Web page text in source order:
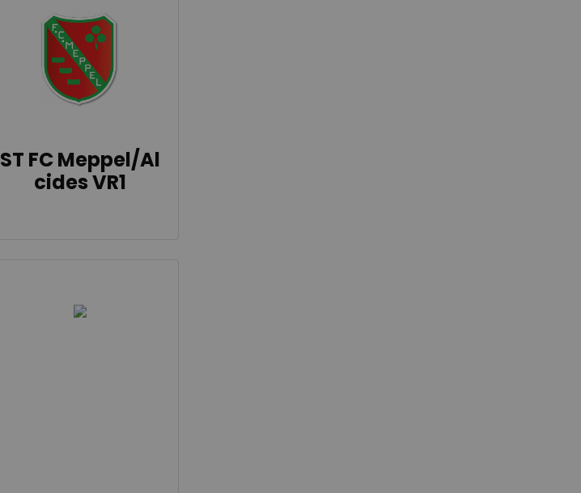
ST FC Meppel/Al
cides VR1